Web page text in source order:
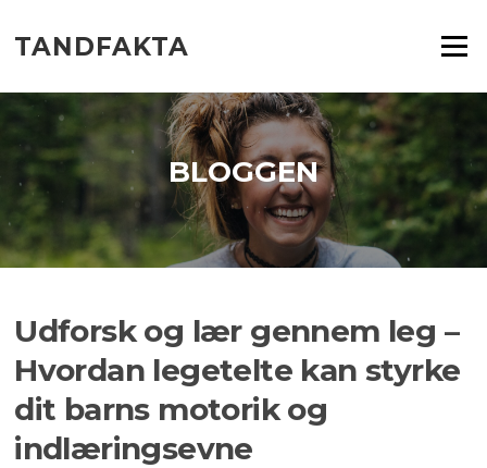
indhold
TANDFAKTA Menu
BLOGGEN
Udforsk og lær gennem leg –
Hvordan legetelte kan styrke
dit barns motorik og
indlæringsevne